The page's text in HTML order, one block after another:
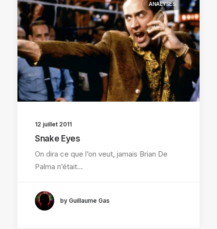
ANALYSES
12 juillet 2011
Snake Eyes
On dira ce que l’on veut, jamais Brian De
Palma n’était…
by Guillaume Gas